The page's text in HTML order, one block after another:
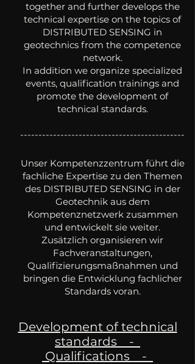
together and further develops the
technical expertise on the topics of
DISTRIBUTED SENSING in
geotechnics from the competence
network.
In addition we organize specialized
events, qualification trainings and
promote the development of
technical standards.
---------------------------------------------
Unser Kompetenzzentrum führt die
fachliche Expertise zu den Themen
des DISTRIBUTED SENSING in der
Geotechnik aus dem
Kompetenznetzwerk zusammen
und entwickelt sie weiter.
Zusätzlich organisieren wir
Fachveranstaltungen,
Qualifizierungsmaßnahmen und
bringen die Entwicklung fachlicher
Standards voran.
Development of technical
standards -
Qualifications -